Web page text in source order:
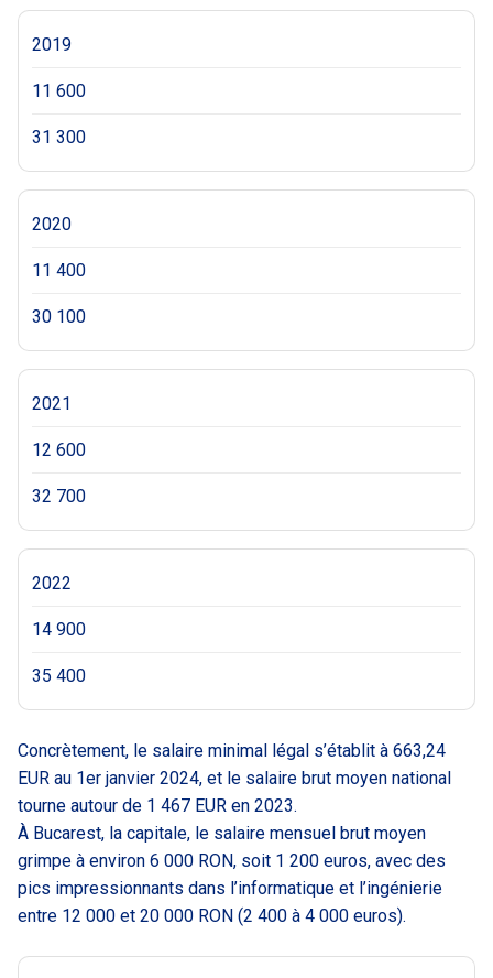
2019
11 600
31 300
2020
11 400
30 100
2021
12 600
32 700
2022
14 900
35 400
Concrètement, le salaire minimal légal s’établit à 663,24
EUR au 1er janvier 2024, et le salaire brut moyen national
tourne autour de 1 467 EUR en 2023.
À Bucarest, la capitale, le salaire mensuel brut moyen
grimpe à environ 6 000 RON, soit 1 200 euros, avec des
pics impressionnants dans l’informatique et l’ingénierie
entre 12 000 et 20 000 RON (2 400 à 4 000 euros).